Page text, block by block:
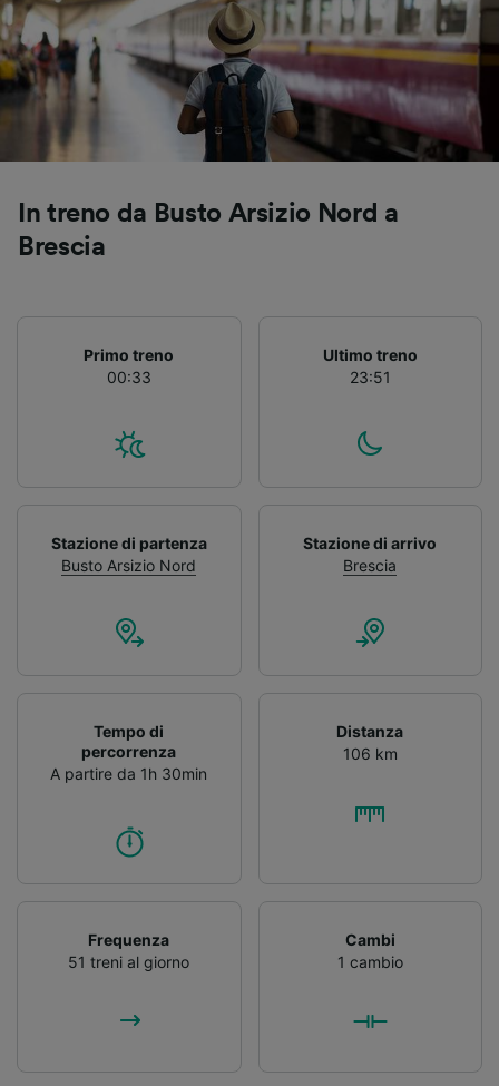
In treno da Busto Arsizio Nord a
Brescia
Primo treno
00:33
Ultimo treno
23:51
Stazione di partenza
Busto Arsizio Nord
Stazione di arrivo
Brescia
Tempo di
percorrenza
A partire da 1h 30min
Distanza
106 km
Frequenza
51 treni al giorno
Cambi
1 cambio
Utilizzare dati di geolocalizzazione precisi.
Scansione attiva delle caratteristiche del
dispositivo ai fini dell’identificazione.
Archiviare informazioni su dispositivo e/o
accedervi. Pubblicità e contenuti
personalizzati, misurazione delle prestazioni
dei contenuti e degli annunci, ricerche sul
Elenco dei partner (fornitori)